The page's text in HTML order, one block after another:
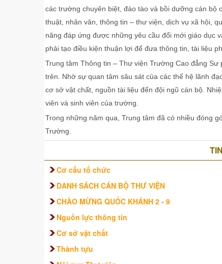
các trường chuyên biệt, đào tào và bồi dưỡng cán bộ
thuật, nhân văn, thông tin – thư viện, dịch vụ xã hội,
năng đáp ứng được những yêu cầu đổi mới giáo dục
phải tạo điều kiện thuận lợi để đưa thông tin, tài liệu
Trung tâm Thông tin – Thư viện Trường Cao đẳng
trên. Nhờ sự quan tâm sâu sát của các thế hệ lãnh
cơ sở vật chất, nguồn tài liệu đến đội ngũ cán bộ.
viên và sinh viên của trường.
Trong những năm qua, Trung tâm đã có nhiều đóng
Trường.
Cơ cấu tổ chức
DANH SÁCH CÁN BỘ THƯ VIỆN
CHÀO MỪNG QUỐC KHÁNH 2 - 9
Nguồn lực thông tin
Cơ sở vật chất
Thành tựu